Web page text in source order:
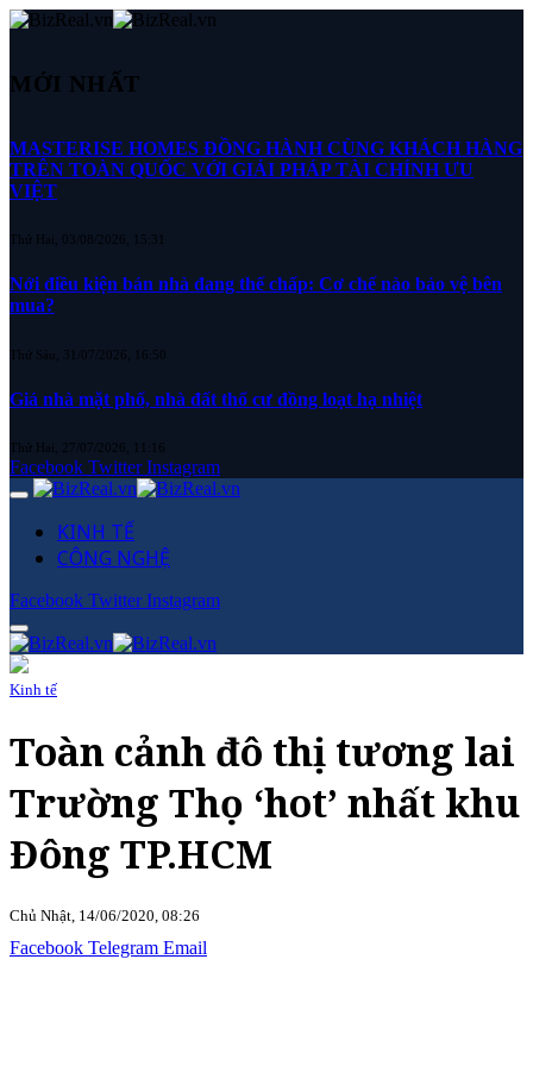
MỚI NHẤT
MASTERISE HOMES ĐỒNG HÀNH CÙNG KHÁCH HÀNG
TRÊN TOÀN QUỐC VỚI GIẢI PHÁP TÀI CHÍNH ƯU
VIỆT
Thứ Hai, 03/08/2026, 15:31
Nới điều kiện bán nhà đang thế chấp: Cơ chế nào bảo vệ bên
mua?
Thứ Sáu, 31/07/2026, 16:50
Giá nhà mặt phố, nhà đất thổ cư đồng loạt hạ nhiệt
Thứ Hai, 27/07/2026, 11:16
Facebook Twitter Instagram
KINH TẾ
CÔNG NGHỆ
Facebook Twitter Instagram
Kinh tế
Toàn cảnh đô thị tương lai
Trường Thọ ‘hot’ nhất khu
Đông TP.HCM
Chủ Nhật, 14/06/2020, 08:26
Facebook Telegram Email